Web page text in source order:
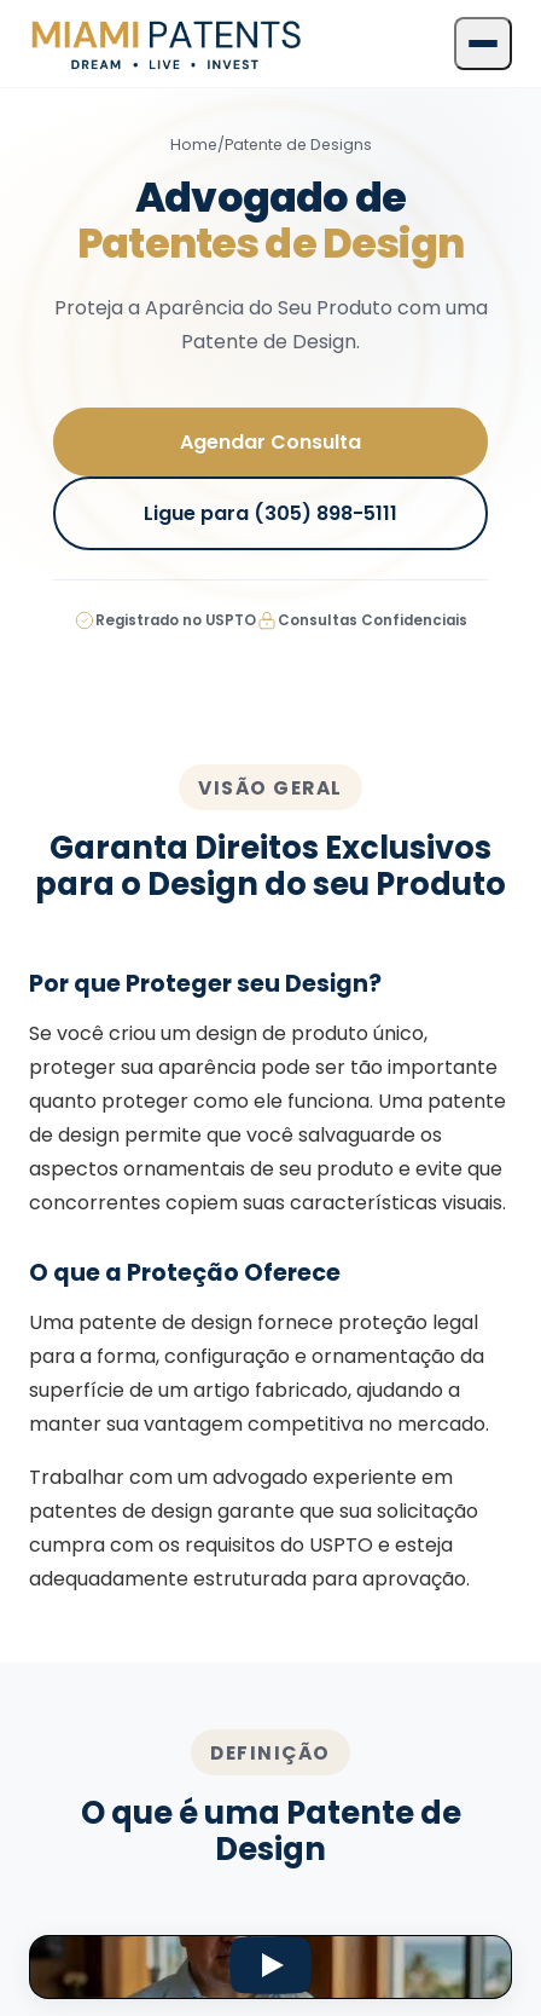
Home/Patente de Designs
Advogado de
Patentes de Design
Proteja a Aparência do Seu Produto com uma
Patente de Design.
Agendar Consulta
Ligue para (305) 898-5111
Registrado no USPTO Consultas Confidenciais
VISÃO GERAL
Garanta Direitos Exclusivos
para o Design do seu Produto
Por que Proteger seu Design?
Se você criou um design de produto único,
proteger sua aparência pode ser tão importante
quanto proteger como ele funciona. Uma patente
de design permite que você salvaguarde os
aspectos ornamentais de seu produto e evite que
concorrentes copiem suas características visuais.
O que a Proteção Oferece
Uma patente de design fornece proteção legal
para a forma, configuração e ornamentação da
superfície de um artigo fabricado, ajudando a
manter sua vantagem competitiva no mercado.
Trabalhar com um advogado experiente em
patentes de design garante que sua solicitação
cumpra com os requisitos do USPTO e esteja
adequadamente estruturada para aprovação.
DEFINIÇÃO
O que é uma Patente de
Design